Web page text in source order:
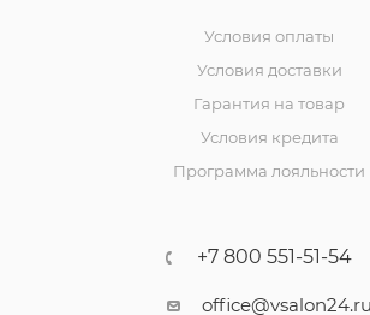
Условия оплаты
Условия доставки
Гарантия на товар
Условия кредита
Программа лояльности
+7 800 551-51-54
office@vsalon24.ru